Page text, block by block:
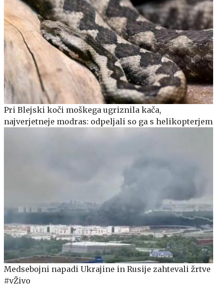
Pri Blejski koči moškega ugriznila kača,
najverjetneje modras: odpeljali so ga s helikopterjem
Medsebojni napadi Ukrajine in Rusije zahtevali žrtve
#vŽivo